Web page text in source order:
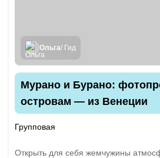
Ольга/ Гид
Мурано и Бурано:
островам — из Венеции
Групповая
Открыть для себя жемчужины